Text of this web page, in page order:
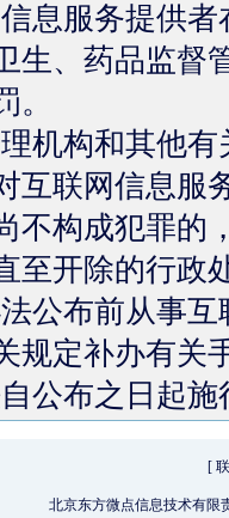
息服务提供者
生、药品监督
机构和其他有
互联网信息服
不构成犯罪的
至开除的行政
公布前从事互
规定补办有关
公布之日起施
[
北京东方微点信息技术有限